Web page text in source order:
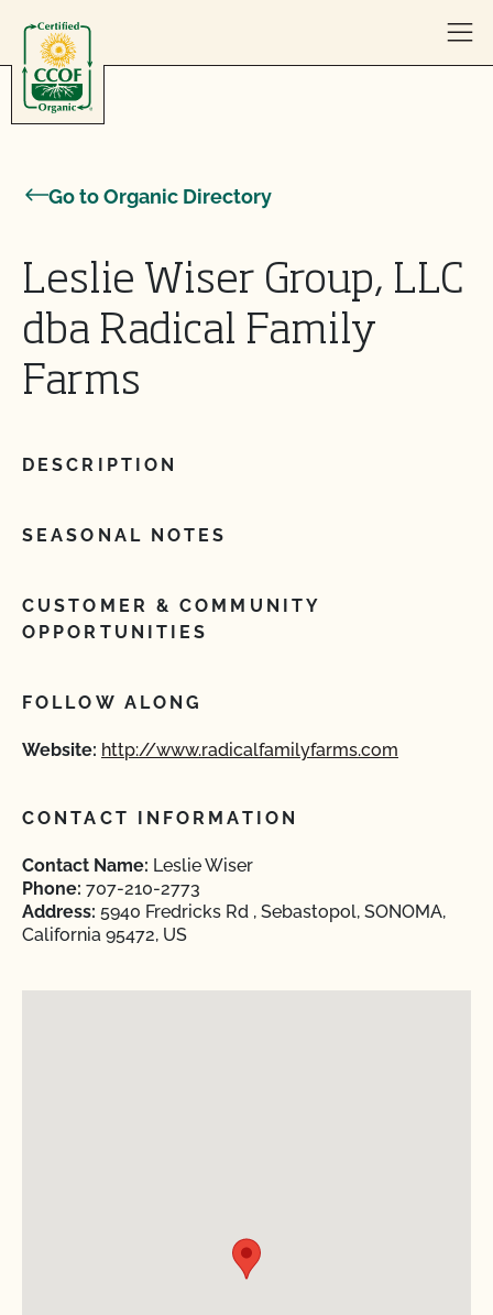
Go to Organic Directory
Leslie Wiser Group, LLC
dba Radical Family
Farms
DESCRIPTION
SEASONAL NOTES
CUSTOMER & COMMUNITY
OPPORTUNITIES
FOLLOW ALONG
Website: http://www.radicalfamilyfarms.com
CONTACT INFORMATION
Contact Name: Leslie Wiser
Phone: 707-210-2773
Address: 5940 Fredricks Rd , Sebastopol, SONOMA,
California 95472, US